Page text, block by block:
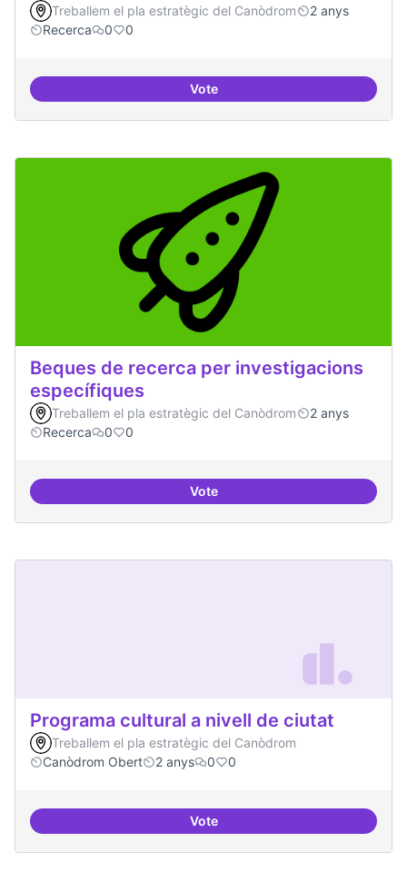
Treballem el pla estratègic del Canòdrom
2 anys
Recerca
0 0
VoteDigitalització de l'administració
Beques de recerca per investigacions
específiques
Treballem el pla estratègic del Canòdrom
2 anys
Recerca
0 0
VoteBeques de recerca per
Programa cultural a nivell de ciutat
Treballem el pla estratègic del Canòdrom
Canòdrom Obert
2 anys 0 0
VotePrograma cultural a nivell de